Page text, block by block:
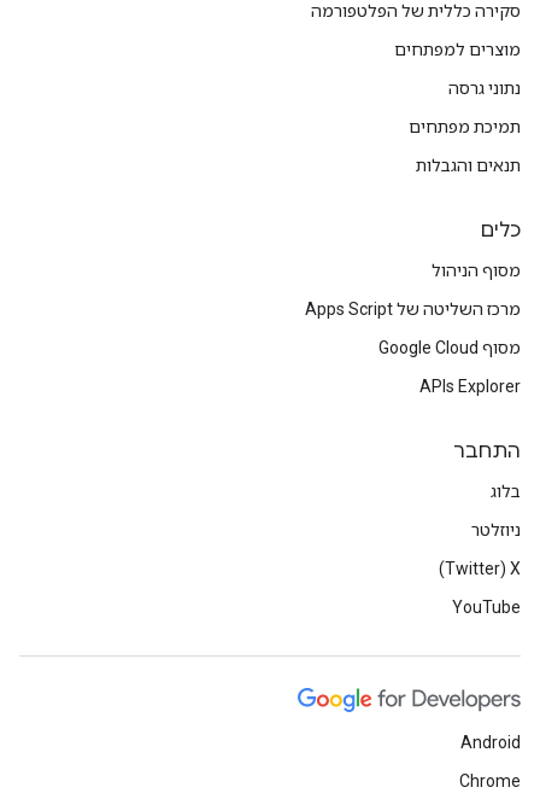
סקירה כללית של הפלטפורמה
מוצרים למפתחים
נתוני גרסה
תמיכת מפתחים
תנאים והגבלות
כלים
מסוף הניהול
מרכז השליטה של Apps Script
מסוף Google Cloud
APIs Explorer
התחבר
בלוג
ניוזלטר
X‏ (Twitter)
YouTube
Android
Chrome